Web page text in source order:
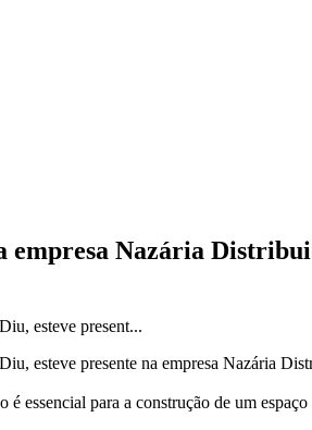
empresa Nazária
esteve present...
esteve presente na empresa Nazária
essencial para a construção de um